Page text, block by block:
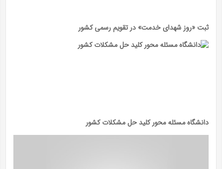
ثبت «روز شهدای خدمت» در تقویم رسمی کشور
دانشگاه مسئله محور کلید حل مشکلات کشور